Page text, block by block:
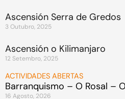
Ascensión Serra de Gredos
3 Outubro, 2025
Ascensión o Kilimanjaro
12 Setembro, 2025
ACTIVIDADES ABERTAS
Barranquismo – O Rosal –
16 Agosto, 2026